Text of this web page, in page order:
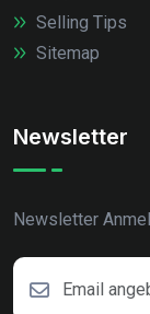
Selling Tips
Sitemap
Newsletter
Newsletter